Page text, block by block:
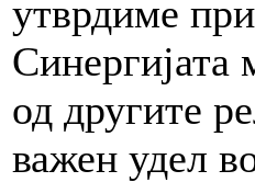
утврдиме
Синергијата
од другите
важен удел